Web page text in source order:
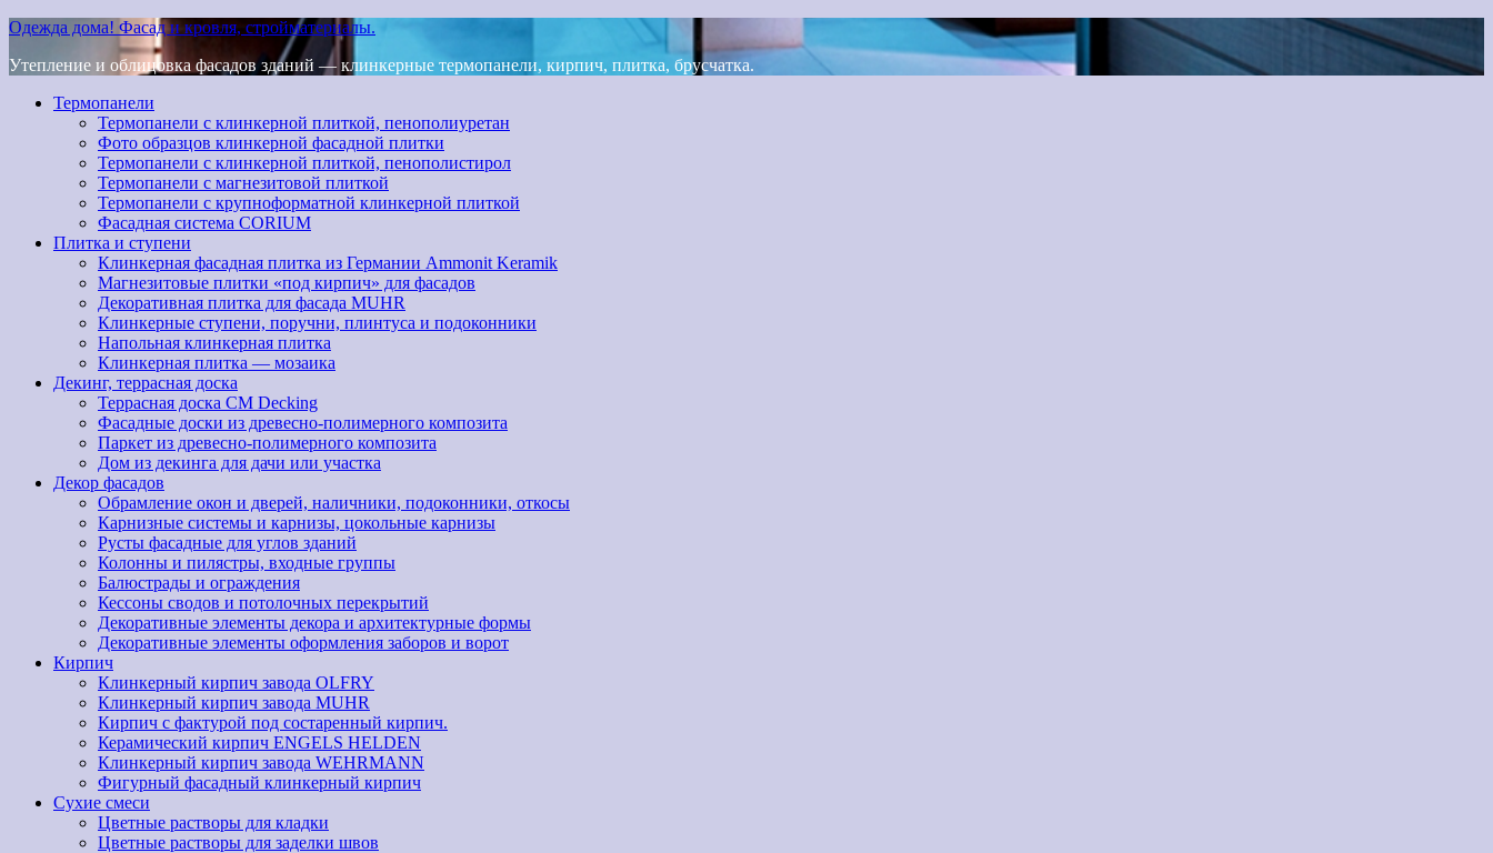
Одежда дома! Фасад и кровля, стройматериалы.
Утепление и облицовка фасадов зданий — клинкерные термопанели, кирпич, плитка, брусчатка.
Термопанели
Термопанели с клинкерной плиткой, пенополиуретан
Фото образцов клинкерной фасадной плитки
Термопанели с клинкерной плиткой, пенополистирол
Термопанели с магнезитовой плиткой
Термопанели с крупноформатной клинкерной плиткой
Фасадная система CORIUM
Плитка и ступени
Клинкерная фасадная плитка из Германии Ammonit Keramik
Магнезитовые плитки «под кирпич» для фасадов
Декоративная плитка для фасада MUHR
Клинкерные ступени, поручни, плинтуса и подоконники
Напольная клинкерная плитка
Клинкерная плитка — мозаика
Декинг, террасная доска
Террасная доска CM Decking
Фасадные доски из древесно-полимерного композита
Паркет из древесно-полимерного композита
Дом из декинга для дачи или участка
Декор фасадов
Обрамление окон и дверей, наличники, подоконники, откосы
Карнизные системы и карнизы, цокольные карнизы
Русты фасадные для углов зданий
Колонны и пилястры, входные группы
Балюстрады и ограждения
Кессоны сводов и потолочных перекрытий
Декоративные элементы декора и архитектурные формы
Декоративные элементы оформления заборов и ворот
Кирпич
Клинкерный кирпич завода OLFRY
Клинкерный кирпич завода MUHR
Кирпич с фактурой под состаренный кирпич.
Керамический кирпич ENGELS HELDEN
Клинкерный кирпич завода WEHRMANN
Фигурный фасадный клинкерный кирпич
Сухие смеси
Цветные растворы для кладки
Цветные растворы для заделки швов